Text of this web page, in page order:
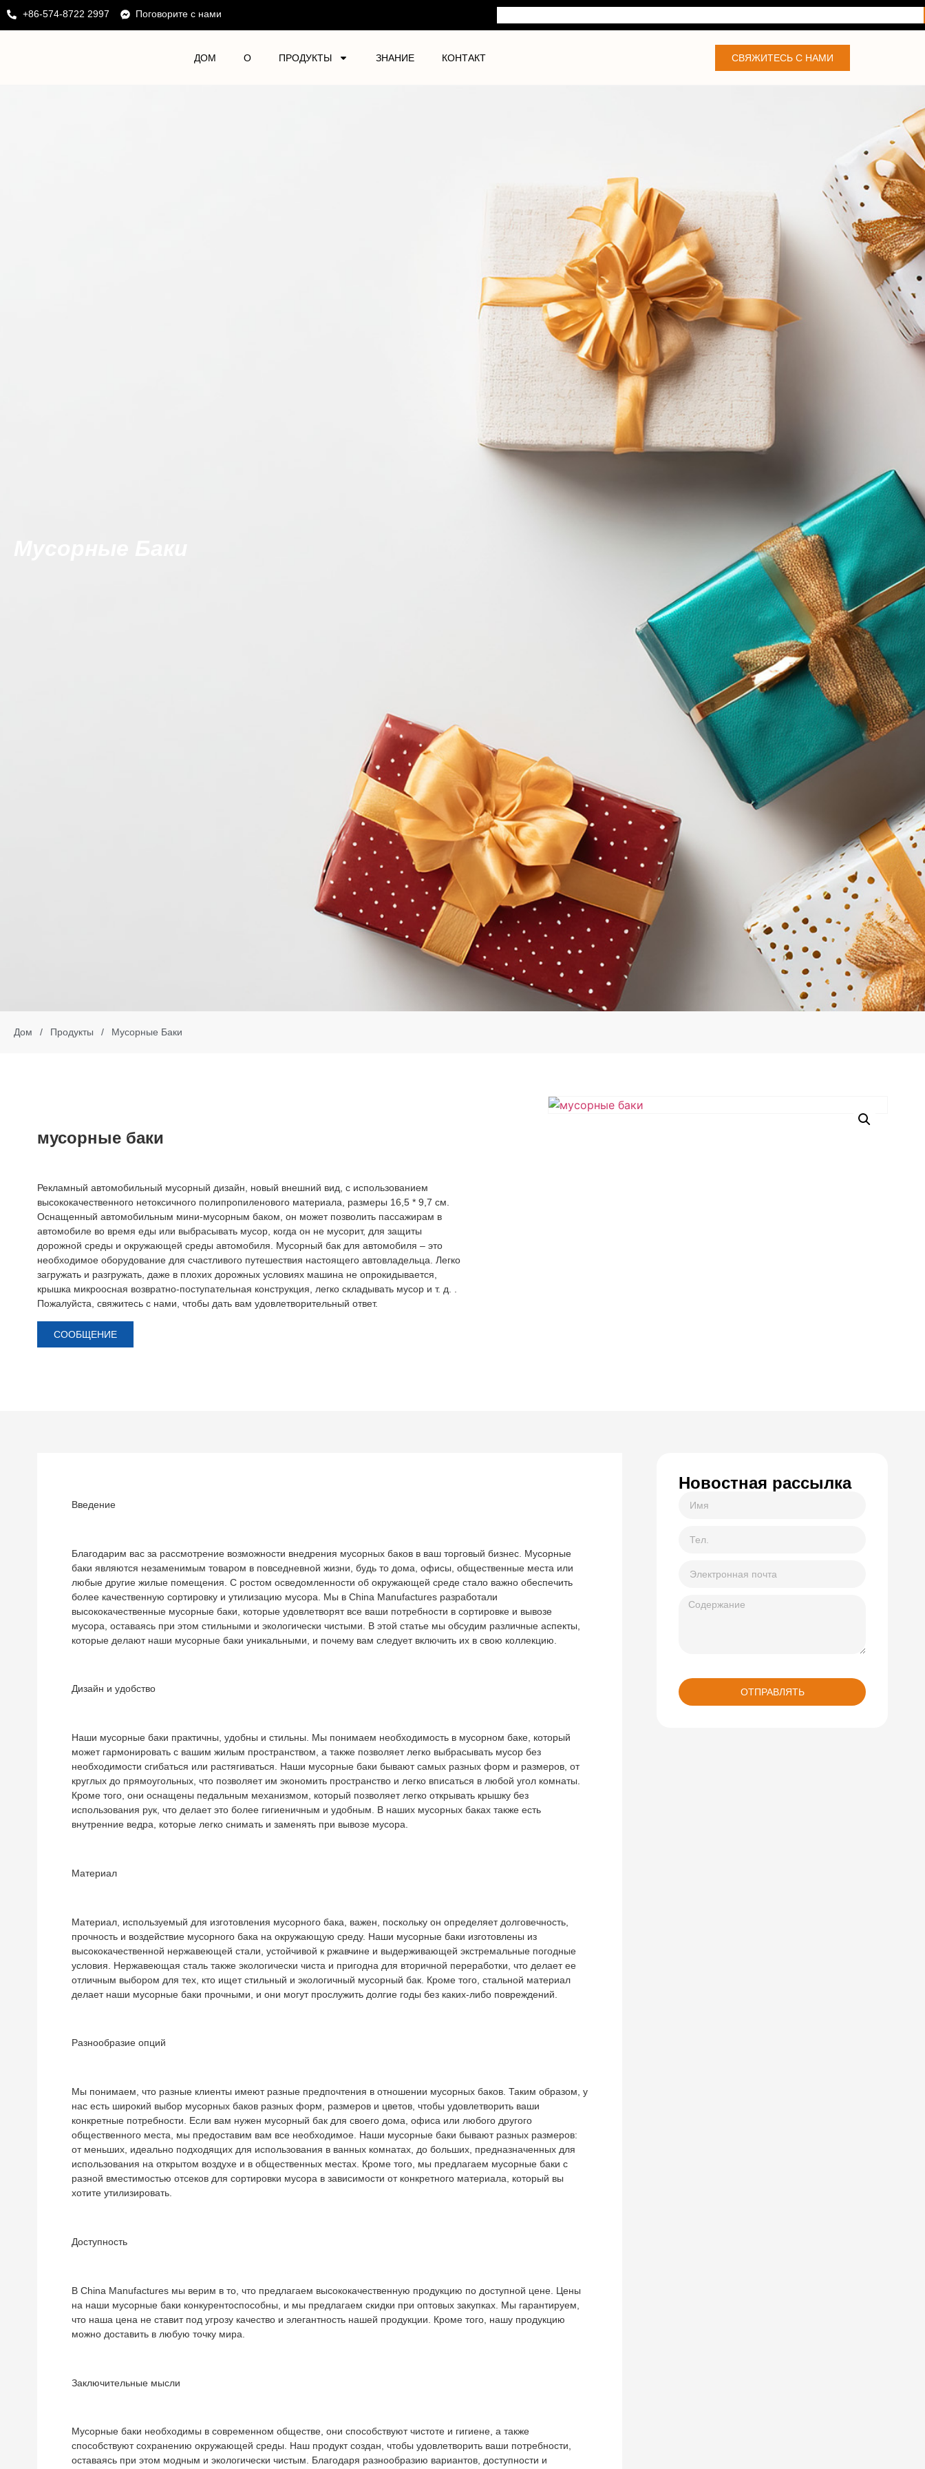
+86-574-8722 2997 Поговорите с нами
ДОМ О ПРОДУКТЫ ЗНАНИЕ КОНТАКТ СВЯЖИТЕСЬ С НАМИ
Дом / Продукты / Мусорные Баки
мусорные баки
Рекламный автомобильный мусорный дизайн, новый внешний вид, с использованием
высококачественного нетоксичного полипропиленового материала, размеры 16,5 * 9,7 см.
Оснащенный автомобильным мини-мусорным баком, он может позволить пассажирам в
автомобиле во время еды или выбрасывать мусор, когда он не мусорит, для защиты
дорожной среды и окружающей среды автомобиля. Мусорный бак для автомобиля – это
необходимое оборудование для счастливого путешествия настоящего автовладельца. Легко
загружать и разгружать, даже в плохих дорожных условиях машина не опрокидывается,
крышка микроосная возвратно-поступательная конструкция, легко складывать мусор и т. д. .
Пожалуйста, свяжитесь с нами, чтобы дать вам удовлетворительный ответ.
СООБЩЕНИЕ
Введение
Благодарим вас за рассмотрение возможности внедрения мусорных баков в ваш торговый бизнес. Мусорные
баки являются незаменимым товаром в повседневной жизни, будь то дома, офисы, общественные места или
любые другие жилые помещения. С ростом осведомленности об окружающей среде стало важно обеспечить
более качественную сортировку и утилизацию мусора. Мы в China Manufactures разработали
высококачественные мусорные баки, которые удовлетворят все ваши потребности в сортировке и вывозе
мусора, оставаясь при этом стильными и экологически чистыми. В этой статье мы обсудим различные аспекты,
которые делают наши мусорные баки уникальными, и почему вам следует включить их в свою коллекцию.
Дизайн и удобство
Наши мусорные баки практичны, удобны и стильны. Мы понимаем необходимость в мусорном баке, который
может гармонировать с вашим жилым пространством, а также позволяет легко выбрасывать мусор без
необходимости сгибаться или растягиваться. Наши мусорные баки бывают самых разных форм и размеров, от
круглых до прямоугольных, что позволяет им экономить пространство и легко вписаться в любой угол комнаты.
Кроме того, они оснащены педальным механизмом, который позволяет легко открывать крышку без
использования рук, что делает это более гигиеничным и удобным. В наших мусорных баках также есть
внутренние ведра, которые легко снимать и заменять при вывозе мусора.
Материал
Материал, используемый для изготовления мусорного бака, важен, поскольку он определяет долговечность,
прочность и воздействие мусорного бака на окружающую среду. Наши мусорные баки изготовлены из
высококачественной нержавеющей стали, устойчивой к ржавчине и выдерживающей экстремальные погодные
условия. Нержавеющая сталь также экологически чиста и пригодна для вторичной переработки, что делает ее
отличным выбором для тех, кто ищет стильный и экологичный мусорный бак. Кроме того, стальной материал
делает наши мусорные баки прочными, и они могут прослужить долгие годы без каких-либо повреждений.
Разнообразие опций
Мы понимаем, что разные клиенты имеют разные предпочтения в отношении мусорных баков. Таким образом, у
нас есть широкий выбор мусорных баков разных форм, размеров и цветов, чтобы удовлетворить ваши
конкретные потребности. Если вам нужен мусорный бак для своего дома, офиса или любого другого
общественного места, мы предоставим вам все необходимое. Наши мусорные баки бывают разных размеров:
от меньших, идеально подходящих для использования в ванных комнатах, до больших, предназначенных для
использования на открытом воздухе и в общественных местах. Кроме того, мы предлагаем мусорные баки с
разной вместимостью отсеков для сортировки мусора в зависимости от конкретного материала, который вы
хотите утилизировать.
Доступность
В China Manufactures мы верим в то, что предлагаем высококачественную продукцию по доступной цене. Цены
на наши мусорные баки конкурентоспособны, и мы предлагаем скидки при оптовых закупках. Мы гарантируем,
что наша цена не ставит под угрозу качество и элегантность нашей продукции. Кроме того, нашу продукцию
можно доставить в любую точку мира.
Заключительные мысли
Мусорные баки необходимы в современном обществе, они способствуют чистоте и гигиене, а также
способствуют сохранению окружающей среды. Наш продукт создан, чтобы удовлетворить ваши потребности,
оставаясь при этом модным и экологически чистым. Благодаря разнообразию вариантов, доступности и
Новостная рассылка
ОТПРАВЛЯТЬ